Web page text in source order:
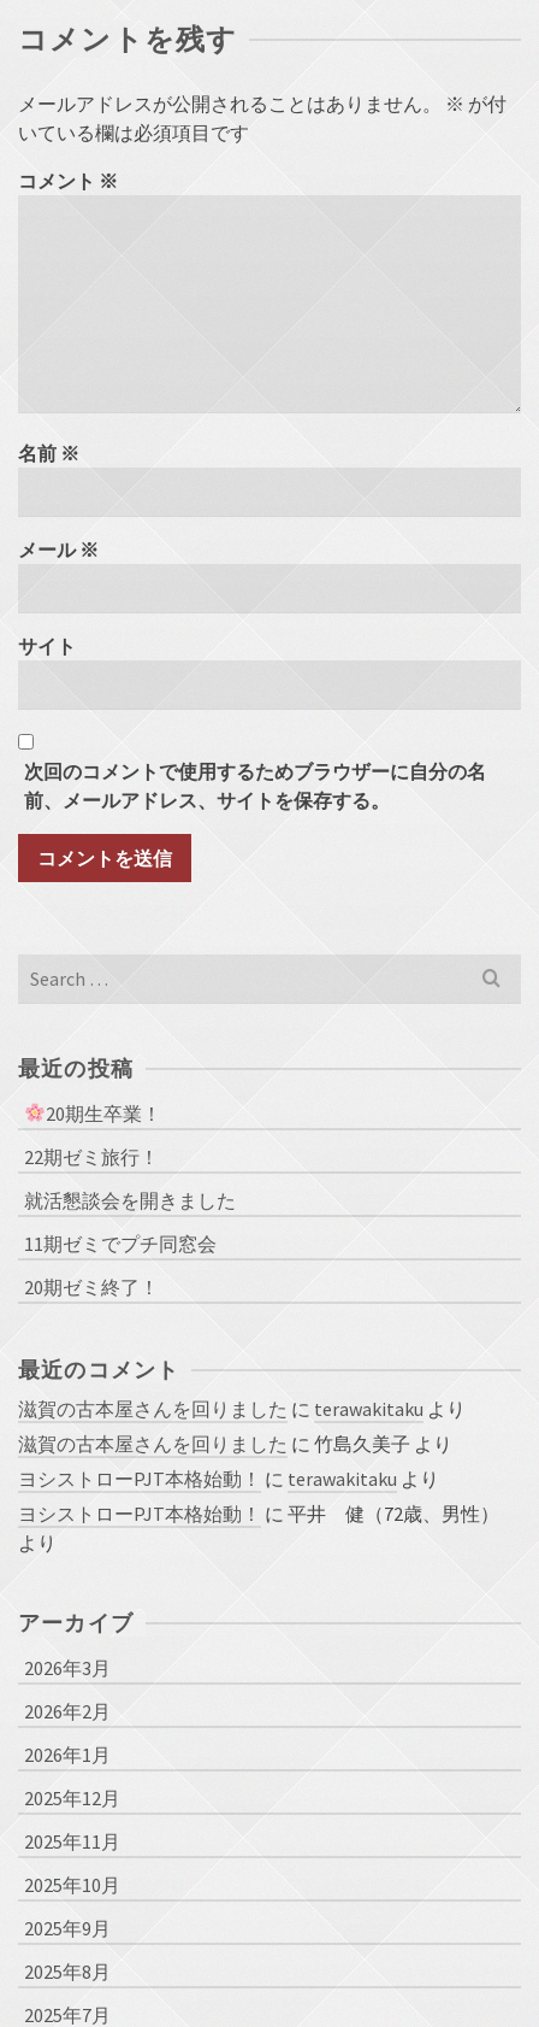
コメントを残す
メールアドレスが公開されることはありません。 ※ が付
いている欄は必須項目です
コメント ※
名前 ※
メール ※
サイト
次回のコメントで使用するためブラウザーに自分の名
前、メールアドレス、サイトを保存する。
Search
最近の投稿
20期生卒業！
22期ゼミ旅行！
就活懇談会を開きました
11期ゼミでプチ同窓会
20期ゼミ終了！
最近のコメント
滋賀の古本屋さんを回りました に terawakitaku より
滋賀の古本屋さんを回りました に 竹島久美子 より
ヨシストローPJT本格始動！ に terawakitaku より
ヨシストローPJT本格始動！ に 平井 健（72歳、男性）
より
アーカイブ
2026年3月
2026年2月
2026年1月
2025年12月
2025年11月
2025年10月
2025年9月
2025年8月
2025年7月